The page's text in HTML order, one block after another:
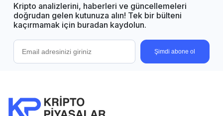
Kripto analizlerini, haberleri ve güncellemeleri
doğrudan gelen kutunuza alın! Tek bir bülteni
kaçırmamak için buradan kaydolun.
Şimdi abone ol